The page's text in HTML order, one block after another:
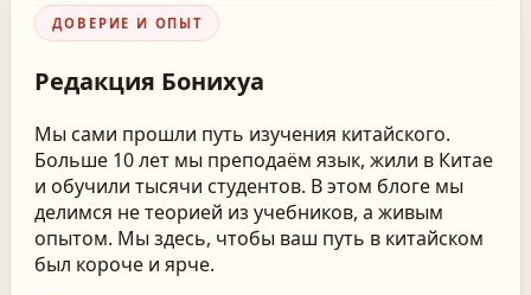
ДОВЕРИЕ И ОПЫТ
Редакция Бонихуа
Мы сами прошли путь изучения китайского.
Больше 10 лет мы преподаём язык, жили в Китае
и обучили тысячи студентов. В этом блоге мы
делимся не теорией из учебников, а живым
опытом. Мы здесь, чтобы ваш путь в китайском
был короче и ярче.